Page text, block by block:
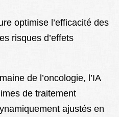
optimise l’efficacité des
risques d’effets
de l’oncologie, l’IA
de traitement
ajustés en